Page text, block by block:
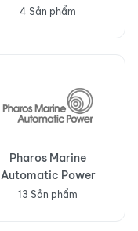
4 Sản phẩm
Pharos Marine
Automatic Power
13 Sản phẩm